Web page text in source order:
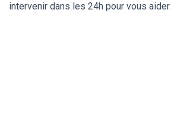
intervenir dans les 24h pour vous aider.